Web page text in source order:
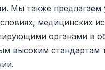
Мы также предлагаем
медицинских
органами в
высоким стандартам